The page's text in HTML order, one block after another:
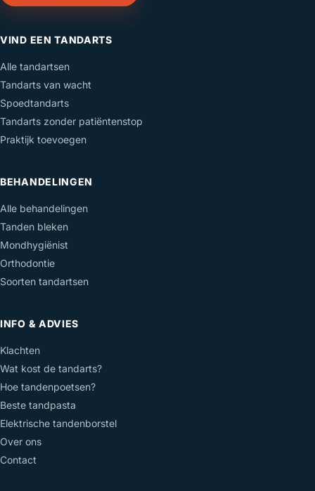
VIND EEN TANDARTS
Alle tandartsen
Tandarts van wacht
Spoedtandarts
Tandarts zonder patiëntenstop
Praktijk toevoegen
BEHANDELINGEN
Alle behandelingen
Tanden bleken
Mondhygiënist
Orthodontie
Soorten tandartsen
INFO & ADVIES
Klachten
Wat kost de tandarts?
Hoe tandenpoetsen?
Beste tandpasta
Elektrische tandenborstel
Over ons
Contact